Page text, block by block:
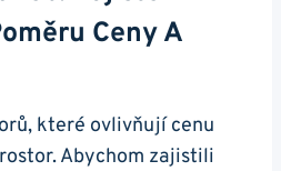
Ceny A
které ovlivňují cenu
Abychom zajistili